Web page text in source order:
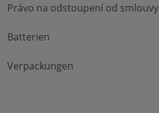
Právo na odstoupení od smlouvy
Batterien
Verpackungen